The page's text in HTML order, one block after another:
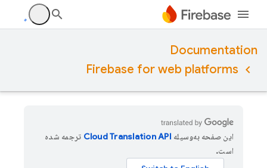
Documentation
Firebase for web platforms
این صفحه به‌وسیله
ترجمه شده
است.